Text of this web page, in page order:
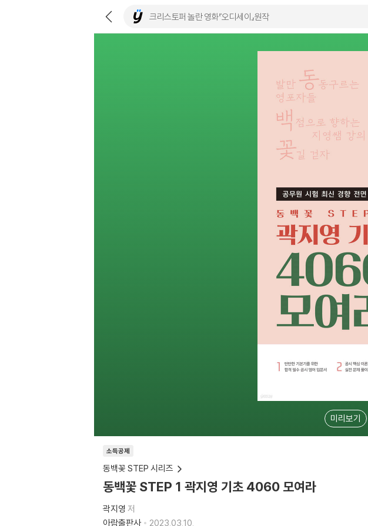
미리보기
소득공제
동백꽃 STEP 시리즈
동백꽃 STEP 1 곽지영 기초 4060 모여라
곽지영 저
아람출판사
2023.03.10.